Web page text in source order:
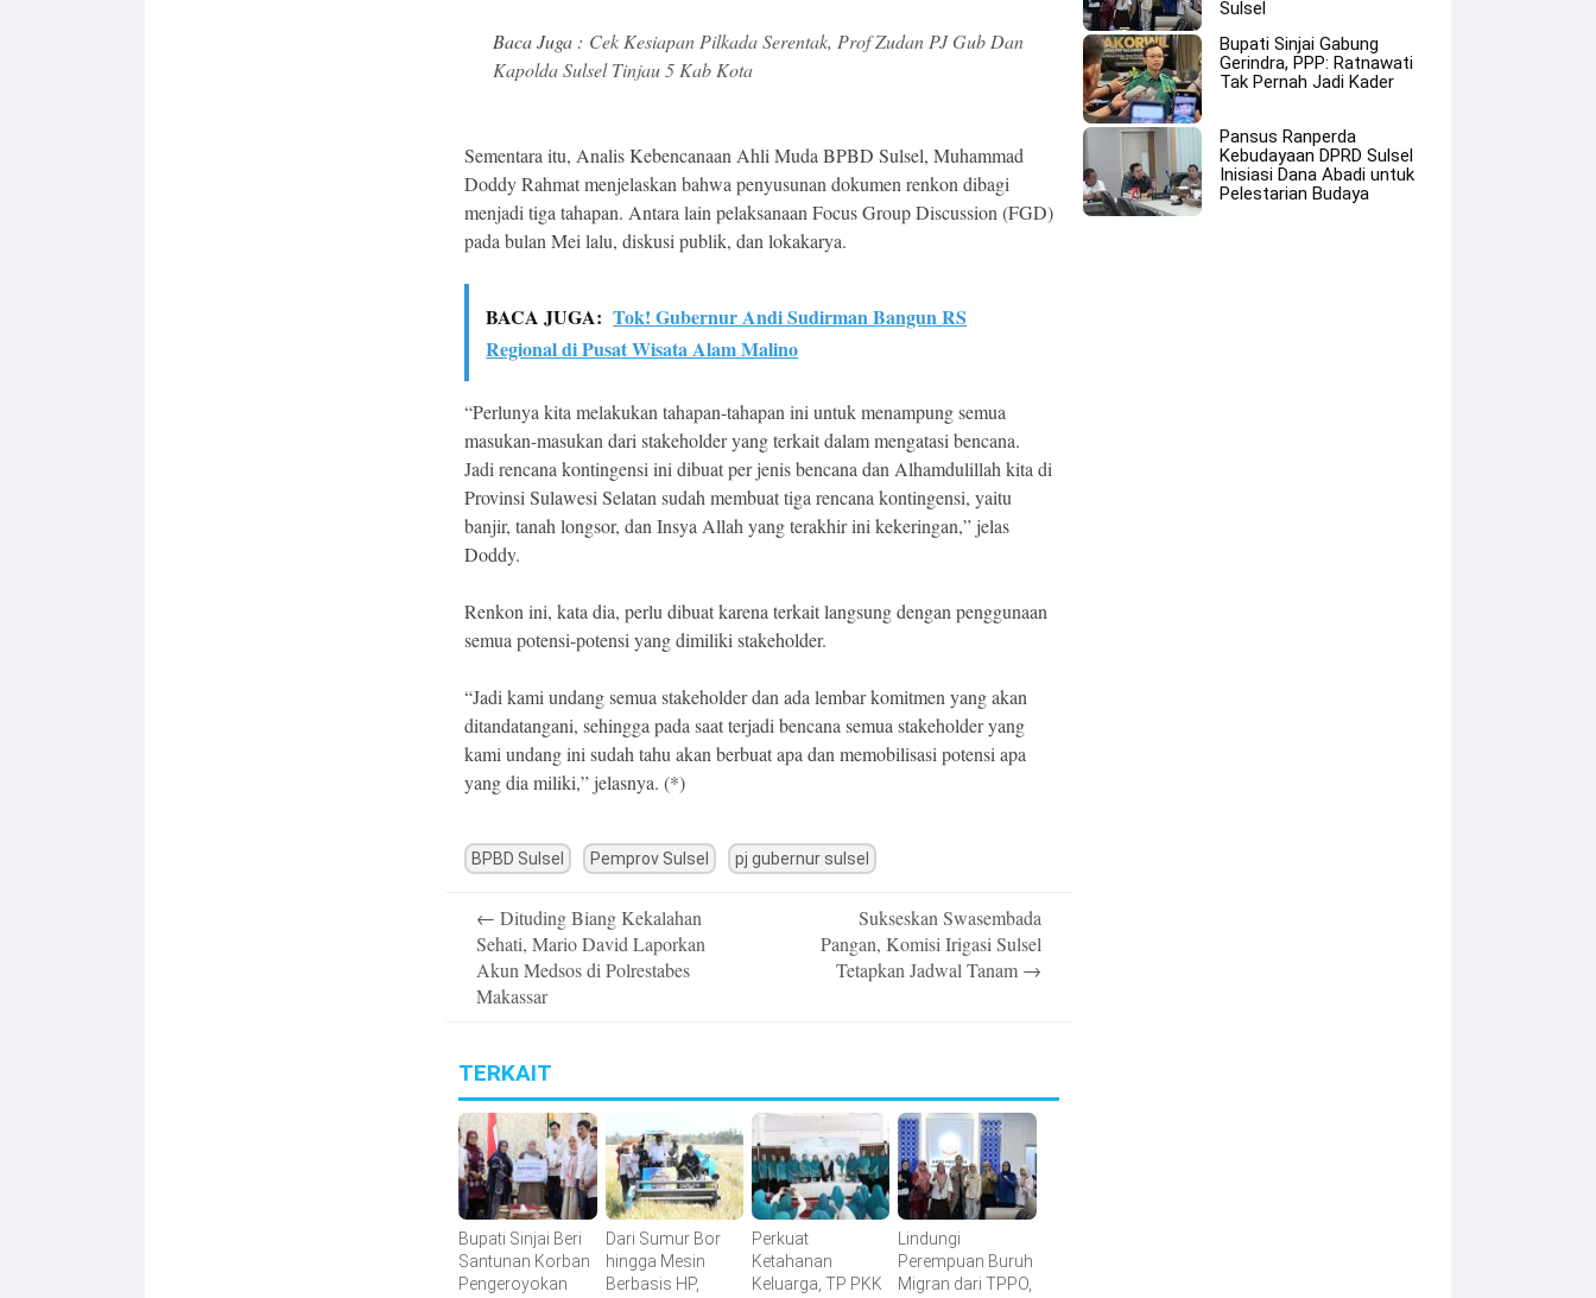
Baca Juga : Cek Kesiapan Pilkada Serentak, Prof Zudan PJ Gub Dan
Kapolda Sulsel Tinjau 5 Kab Kota
Sementara itu, Analis Kebencanaan Ahli Muda BPBD Sulsel, Muhammad
Doddy Rahmat menjelaskan bahwa penyusunan dokumen renkon dibagi
menjadi tiga tahapan. Antara lain pelaksanaan Focus Group Discussion (FGD)
pada bulan Mei lalu, diskusi publik, dan lokakarya.
BACA JUGA: Tok! Gubernur Andi Sudirman Bangun RS
Regional di Pusat Wisata Alam Malino
“Perlunya kita melakukan tahapan-tahapan ini untuk menampung semua
masukan-masukan dari stakeholder yang terkait dalam mengatasi bencana.
Jadi rencana kontingensi ini dibuat per jenis bencana dan Alhamdulillah kita di
Provinsi Sulawesi Selatan sudah membuat tiga rencana kontingensi, yaitu
banjir, tanah longsor, dan Insya Allah yang terakhir ini kekeringan,” jelas
Doddy.
Renkon ini, kata dia, perlu dibuat karena terkait langsung dengan penggunaan
semua potensi-potensi yang dimiliki stakeholder.
“Jadi kami undang semua stakeholder dan ada lembar komitmen yang akan
ditandatangani, sehingga pada saat terjadi bencana semua stakeholder yang
kami undang ini sudah tahu akan berbuat apa dan memobilisasi potensi apa
yang dia miliki,” jelasnya. (*)
BPBD Sulsel Pemprov Sulsel pj gubernur sulsel
navigation
← Dituding Biang Kekalahan
Sehati, Mario David Laporkan
Akun Medsos di Polrestabes
Makassar
Sukseskan Swasembada
Pangan, Komisi Irigasi Sulsel
Tetapkan Jadwal Tanam →
TERKAIT
Bupati Sinjai Beri
Santunan Korban
Pengeroyokan
Dari Sumur Bor
hingga Mesin
Berbasis HP,
Perkuat
Ketahanan
Keluarga, TP PKK
Lindungi
Perempuan Buruh
Migran dari TPPO,
Sulsel
Bupati Sinjai Gabung
Gerindra, PPP: Ratnawati
Tak Pernah Jadi Kader
Pansus Ranperda
Kebudayaan DPRD Sulsel
Inisiasi Dana Abadi untuk
Pelestarian Budaya